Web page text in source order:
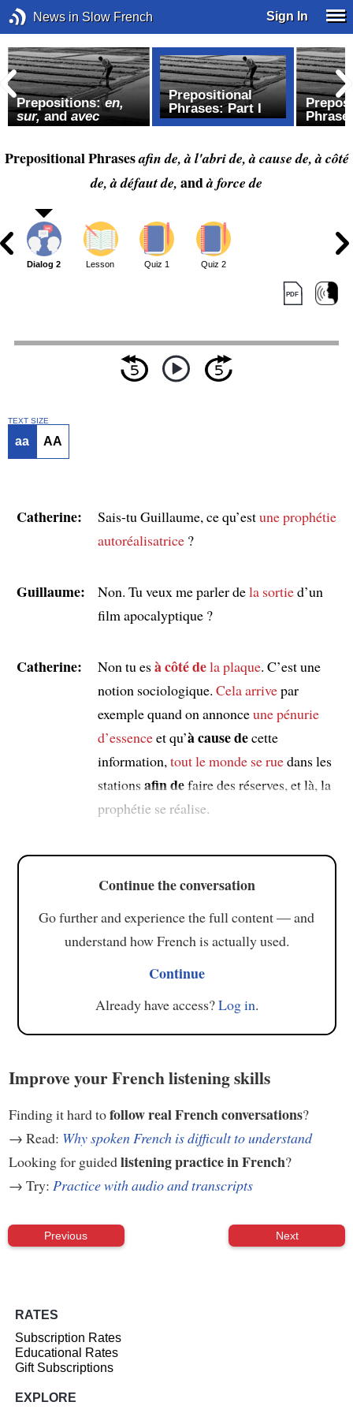
News in Slow French Sign In
Prepositions:en,
sur, andavec
Prepositional
Phrases: Part I
Prepositional Phrasesafin de, à l'abri de, à cause de, à côté
de, à défaut de, andà force de
Dialog 2 Lesson Quiz 1 Quiz 2
TEXT SIZE
aa AA
Catherine: Sais-tu Guillaume, ce qu’estune prophétie
autoréalisatrice?
Guillaume: Non. Tu veux me parler dela sortied’un
film apocalyptique ?
Catherine: Non tu esà côté dela plaque. C’est une
notion sociologique. Cela arrivepar
exemple quand on annonceune pénurie
d’essenceet qu’à cause decette
information, tout le monde se ruedans les
stations afin defaire des réserves, et là, la
prophétie se réalise.
Continue the conversation
Go further and experience the full content — and
understand how French is actually used.
Continue
Already have access?Log in.
Improve your French listening skills
Finding it hard tofollow real French conversations?
→ Read: Why spoken French is difficult to understand
Looking for guidedlistening practice in French?
→ Try: Practice with audio and transcripts
Previous Next
RATES
Subscription Rates
Educational Rates
Gift Subscriptions
EXPLORE